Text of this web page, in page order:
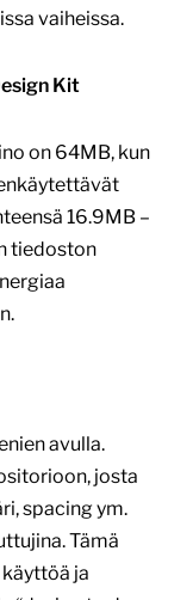
vaiheissa.
Kit
on 64MB, kun
16.9MB –
tiedoston
avulla.
josta
spacing ym.
Tämä
ja